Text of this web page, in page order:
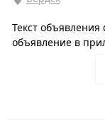
Текст объявления
объявление в